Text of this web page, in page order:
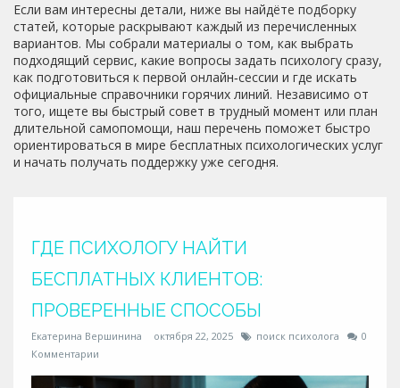
Если вам интересны детали, ниже вы найдёте подборку
статей, которые раскрывают каждый из перечисленных
вариантов. Мы собрали материалы о том, как выбрать
подходящий сервис, какие вопросы задать психологу сразу,
как подготовиться к первой онлайн‑сессии и где искать
официальные справочники горячих линий. Независимо от
того, ищете вы быстрый совет в трудный момент или план
длительной самопомощи, наш перечень поможет быстро
ориентироваться в мире бесплатных психологических услуг
и начать получать поддержку уже сегодня.
ГДЕ ПСИХОЛОГУ НАЙТИ
БЕСПЛАТНЫХ КЛИЕНТОВ:
ПРОВЕРЕННЫЕ СПОСОБЫ
Екатерина Вершинина октября 22, 2025 поиск психолога
0
Комментарии